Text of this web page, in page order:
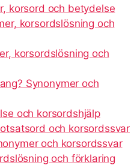
korsord och betydelse
korsordslösning och
korsordslösning och
Synonymer och
och korsordshjälp
och korsordssvar
och korsordssvar
och förklaring